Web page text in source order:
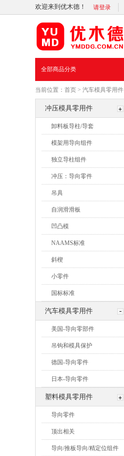
欢迎来到优木德！ 请登录
全部商品分类
当前位置： 首页 > 汽车模具零用件
冲压模具零用件
卸料板导柱/导套
模架用导向组件
独立导柱组件
冲压：导向零件
吊具
自润滑滑板
凹凸模
NAAMS标准
斜楔
小零件
国标标准
汽车模具零用件
美国-导向零部件
吊钩和模具保护
德国-导向零件
日本-导向零件
塑料模具零用件
导向零件
顶出相关
导向/推板导向/精定位组件